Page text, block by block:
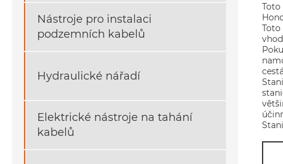
Nástroje pro instalaci
podzemních kabelů
Hydraulické nářadí
Elektrické nástroje na tahání
kabelů